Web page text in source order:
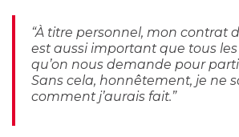
“À titre personnel, mon contrat
est aussi important que tous
qu’on nous demande pour
Sans cela, honnêtement, je ne
comment j’aurais fait.”